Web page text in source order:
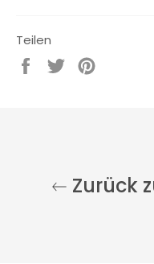
Teilen
Auf
Facebook
Auf
Twitter
Zurück